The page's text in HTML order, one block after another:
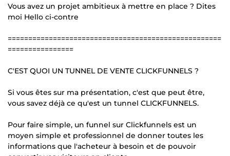
Vous avez un projet ambitieux à mettre en place ? Dites
moi Hello ci-contre
====================================================
================
C'EST QUOI UN TUNNEL DE VENTE CLICKFUNNELS ?
Si vous êtes sur ma présentation, c'est que peut être,
vous savez déjà ce qu'est un tunnel CLICKFUNNELS.
Pour faire simple, un funnel sur Clickfunnels est un
moyen simple et professionnel de donner toutes les
informations que l'acheteur à besoin et de pouvoir